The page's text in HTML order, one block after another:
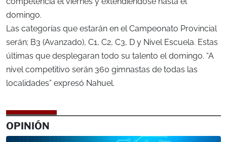
domingo.
Las categorías que estarán en el Campeonato Provincial
serán; B3 (Avanzado), C1, C2, C3, D y Nivel Escuela. Estas
últimas que desplegaran todo su talento el domingo. “A
nivel competitivo serán 360 gimnastas de todas las
localidades” expresó Nahuel.
OPINIÓN